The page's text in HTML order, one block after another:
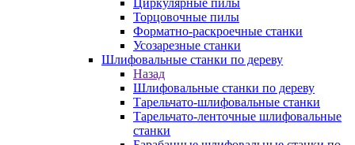
Циркулярные пилы
Торцовочные пилы
Форматно-раскроечные станки
Усозарезные станки
Шлифовальные станки по дереву
Назад
Шлифовальные станки по дереву
Тарельчато-шлифовальные станки
Тарельчато-ленточные шлифовальные
станки